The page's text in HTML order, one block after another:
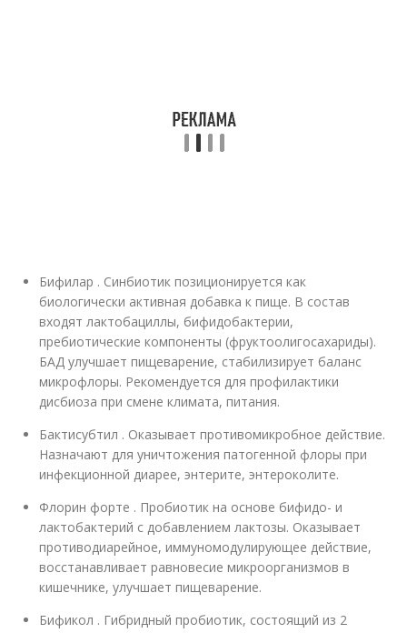
Бифилар . Синбиотик позиционируется как
биологически активная добавка к пище. В состав
входят лактобациллы, бифидобактерии,
пребиотические компоненты (фруктоолигосахариды).
БАД улучшает пищеварение, стабилизирует баланс
микрофлоры. Рекомендуется для профилактики
дисбиоза при смене климата, питания.
Бактисубтил . Оказывает противомикробное действие.
Назначают для уничтожения патогенной флоры при
инфекционной диарее, энтерите, энтероколите.
Флорин форте . Пробиотик на основе бифидо- и
лактобактерий с добавлением лактозы. Оказывает
противодиарейное, иммуномодулирующее действие,
восстанавливает равновесие микроорганизмов в
кишечнике, улучшает пищеварение.
Бификол . Гибридный пробиотик, состоящий из 2